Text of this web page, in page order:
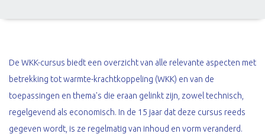
De WKK-cursus biedt een overzicht van alle relevante aspecten met
betrekking tot warmte-krachtkoppeling (WKK) en van de
toepassingen en thema's die eraan gelinkt zijn, zowel technisch,
regelgevend als economisch. In de 15 jaar dat deze cursus reeds
gegeven wordt, is ze regelmatig van inhoud en vorm veranderd.